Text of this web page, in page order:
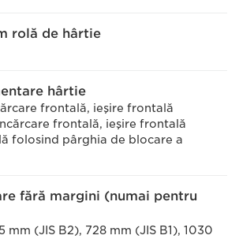
rolă de hârtie
hârtie
frontală, ieşire frontală
frontală, ieşire frontală
folosind pârghia de blocare a
fără margini (numai pentru
mm (JIS B2), 728 mm (JIS B1), 1030